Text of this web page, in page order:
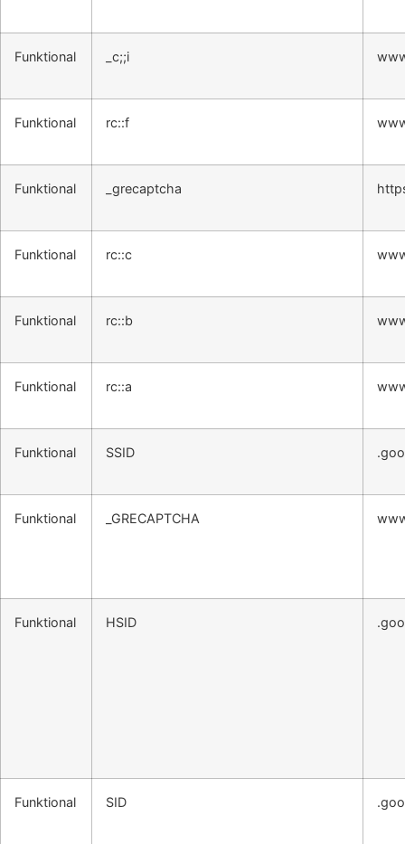
Funktional _c;;i
Funktional rc::f
Funktional _grecaptcha
Funktional rc::c
Funktional rc::b
Funktional rc::a
Funktional SSID
Funktional _GRECAPTCHA
Funktional HSID
Funktional SID